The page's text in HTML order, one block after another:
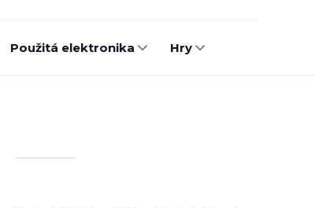
Použitá elektronika Hry